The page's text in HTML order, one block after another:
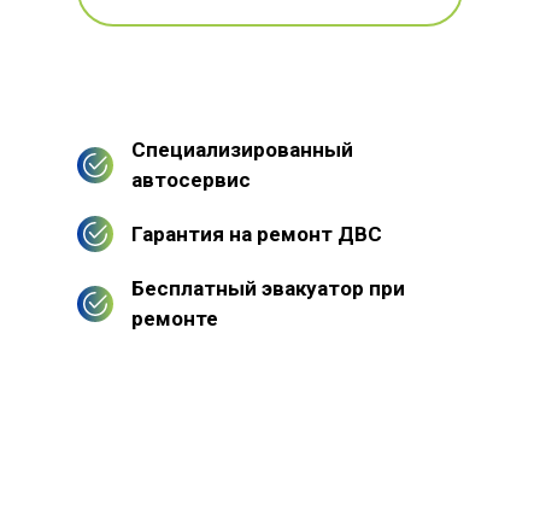
Специализированный
автосервис
Гарантия на ремонт ДВС
Бесплатный эвакуатор при
ремонте